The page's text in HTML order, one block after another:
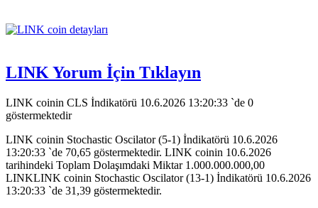
LINK Yorum İçin Tıklayın
LINK coinin CLS İndikatörü 10.6.2026 13:20:33 `de 0
göstermektedir
LINK coinin Stochastic Oscilator (5-1) İndikatörü 10.6.2026
13:20:33 `de 70,65 göstermektedir. LINK coinin 10.6.2026
tarihindeki Toplam Dolaşımdaki Miktar 1.000.000.000,00
LINKLINK coinin Stochastic Oscilator (13-1) İndikatörü 10.6.2026
13:20:33 `de 31,39 göstermektedir.